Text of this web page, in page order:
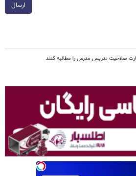
ارسال
صلاحیت تدریس مدرس را مطالبه کنند